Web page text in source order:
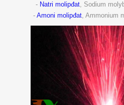
- Natri molipđat, Sodium
- Amoni molipđat, Ammonium